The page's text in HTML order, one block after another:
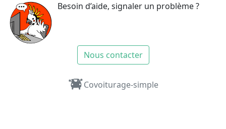
Besoin d’aide, signaler un problème ?
Nous contacter
Covoiturage-simple